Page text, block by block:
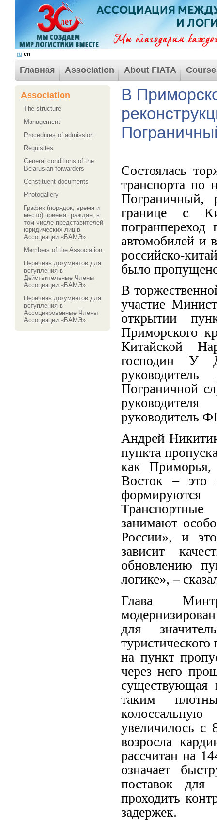
ru en
Главная Association About FIATA
Association
The structure
Management
Procedures of admission
Requisites
General conditions of the
Belarusian forwarders
Сonstituent documents
Photogallery
График (порядок, время и
место) приема граждан, в
том числе представителей
юридических лиц в
Ассоциации «БАМЭ»
Members of the Association
Перечень документов для
вступления в
Действительные Члены
Ассоциации «БАМЭ»
Перечень документов для
вступления в
Ассоциированные Члены
Ассоциации «БАМЭ»
В
Состоялась
транспорта по
Пограничный,
границе с
автомобилей и
российско-
было
В
участие
открытии
Приморского
Китайской
господин У
руководитель
Пограничной
руководитель
Андрей
пункта
как
Восток – это
Транспортные
занимают
России», и
зависит
обновлению
логике», –
Глава
для
на пункт
через него
существующая
таким
увеличилось с
возросла
рассчитан на
означает
поставок для
проходить
задержек.